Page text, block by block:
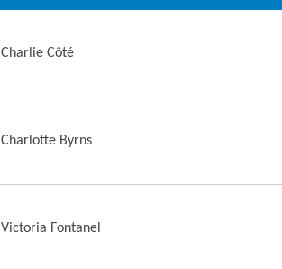
Charlie Côté
Charlotte Byrns
Victoria Fontanel